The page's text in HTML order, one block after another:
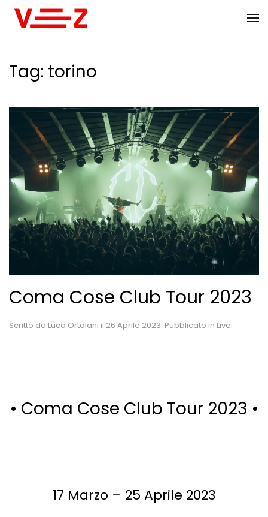
Tag: torino
Coma Cose Club Tour 2023
Scritto da Luca Ortolani il 26 Aprile 2023. Pubblicato in Live.
• Coma Cose Club Tour 2023 •
17 Marzo – 25 Aprile 2023